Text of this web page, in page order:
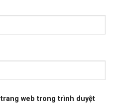
web trong trình duyệt